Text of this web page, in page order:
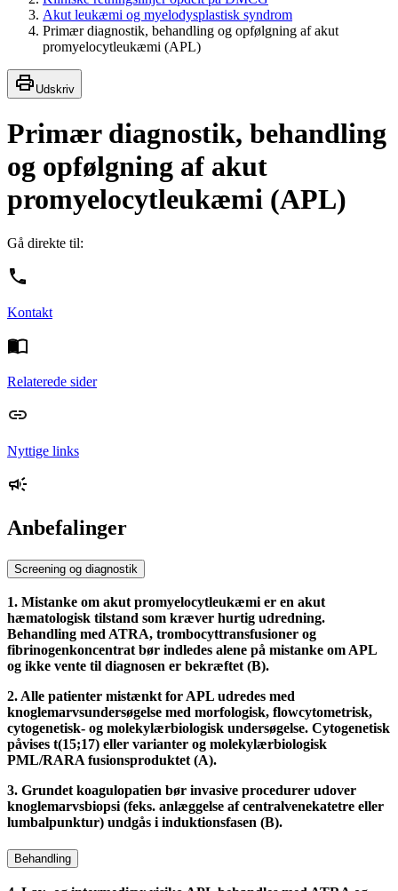
Akut leukæmi og myelodysplastisk syndrom
Primær diagnostik, behandling og opfølgning af akut
promyelocytleukæmi (APL)
Udskriv
Primær diagnostik, behandling
og opfølgning af akut
promyelocytleukæmi (APL)
Gå direkte til:
Kontakt
Relaterede sider
Nyttige links
Anbefalinger
Screening og diagnostik
1. Mistanke om akut promyelocytleukæmi er en akut
hæmatologisk tilstand som kræver hurtig udredning.
Behandling med ATRA, trombocyttransfusioner og
fibrinogenkoncentrat bør indledes alene på mistanke om APL
og ikke vente til diagnosen er bekræftet (B).
2. Alle patienter mistænkt for APL udredes med
knoglemarvsundersøgelse med morfologisk, flowcytometrisk,
cytogenetisk- og molekylærbiologisk undersøgelse. Cytogenetisk
påvises t(15;17) eller varianter og molekylærbiologisk
PML/RARA fusionsproduktet (A).
3. Grundet koagulopatien bør invasive procedurer udover
knoglemarvsbiopsi (feks. anlæggelse af centralvenekatetre eller
lumbalpunktur) undgås i induktionsfasen (B).
Behandling